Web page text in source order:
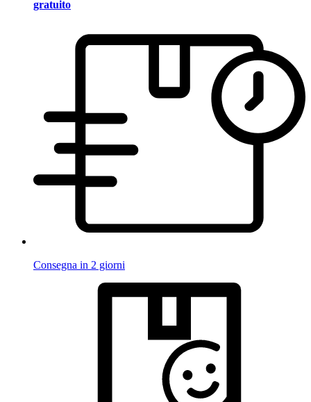
gratuito
Consegna in 2 giorni